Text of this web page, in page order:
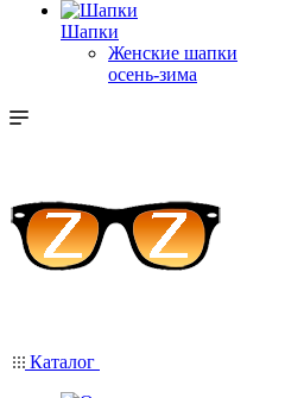
Шапки
Женские шапки
осень-зима
Каталог